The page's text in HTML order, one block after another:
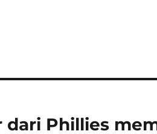
dari Phillies